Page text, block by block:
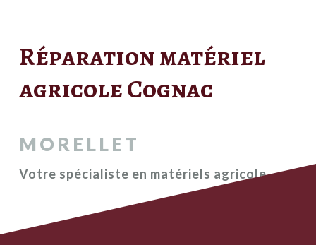
Réparation matériel
agricole Cognac
MORELLET
Votre spécialiste en matériels agricole